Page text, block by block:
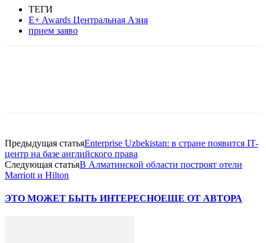
ТЕГИ
E+ Awards Центральная Азия
прием заяво
Предыдущая статьяEnterprise Uzbekistan: в стране появится IT-
центр на базе английского права
Следующая статьяВ Алматинской области построят отели
Marriott и Hilton
ЭТО МОЖЕТ БЫТЬ ИНТЕРЕСНОЕЩЕ ОТ АВТОРА